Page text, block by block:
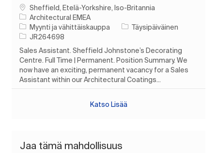
PaikkaSheffield, Etelä-Yorkshire, Iso-Britannia
Architectural EMEA
Luokka
Myynti ja vähittäiskauppa Työn tyyppi
Täysipäiväinen
Työn tunnus
JR264698
Sales Assistant. Sheffield Johnstone’s Decorating
Centre. Full Time | Permanent. Position Summary. We
now have an exciting, permanent vacancy for a Sales
Assistant within our Architectural Coatings...
Katso Lisää
Jaa tämä mahdollisuus